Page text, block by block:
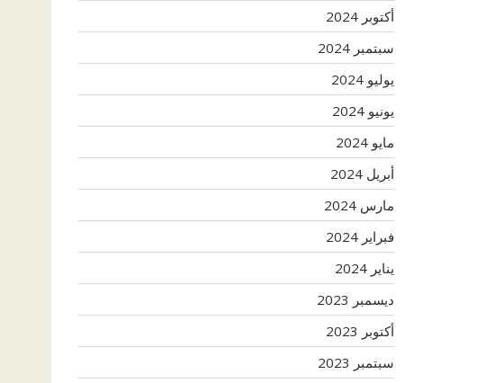
أكتوبر 2024
سبتمبر 2024
يوليو 2024
يونيو 2024
مايو 2024
أبريل 2024
مارس 2024
فبراير 2024
يناير 2024
ديسمبر 2023
أكتوبر 2023
سبتمبر 2023